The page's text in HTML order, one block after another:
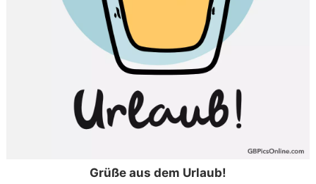
Grüße aus dem Urlaub!